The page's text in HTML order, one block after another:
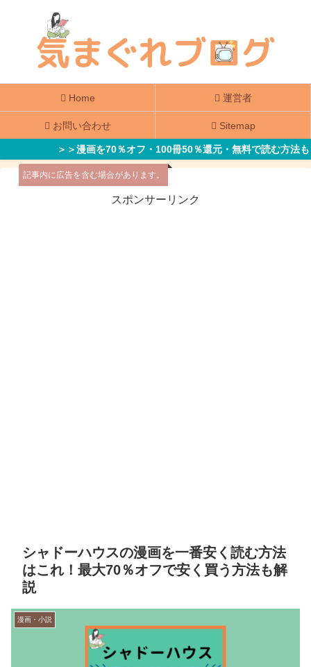
Home 運営者
お問い合わせ Sitemap
＞＞漫画を70％オフ・100冊50％還元・無料で読む方法も
記事内に広告を含む場合があります。
スポンサーリンク
シャドーハウスの漫画を一番安く読む方法
はこれ！最大70％オフで安く買う方法も解
説
漫画・小説